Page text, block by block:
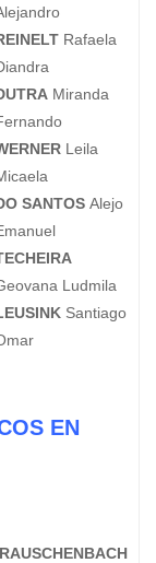
Rafaela
Miranda
Leila
SANTOS Alejo
Ludmila
Santiago
EN
RAUSCHENBACH